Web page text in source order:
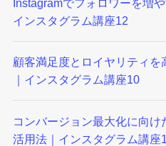
Instagramでフォロワーを増
インスタグラム講座12
顧客満足度とロイヤリティを
｜インスタグラム講座10
コンバージョン最大化に向
活用法｜インスタグラム講座